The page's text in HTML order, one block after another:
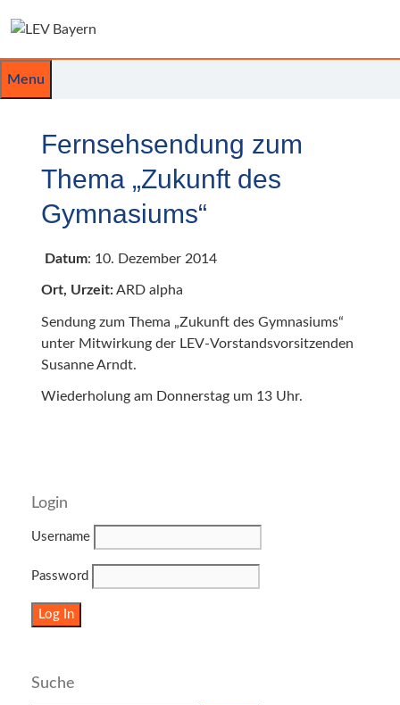
Inhalt
Menu
Fernsehsendung zum
Thema „Zukunft des
Gymnasiums“
Datum: 10. Dezember 2014
Ort, Urzeit:ARD alpha
Sendung zum Thema „Zukunft des Gymnasiums“
unter Mitwirkung der LEV-Vorstandsvorsitzenden
Susanne Arndt.
Wiederholung am Donnerstag um 13 Uhr.
Login
Username
Password
Suche